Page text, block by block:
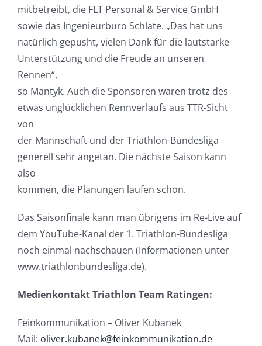
mitbetreibt, die FLT Personal & Service GmbH
sowie das Ingenieurbüro Schlate. „Das hat uns
natürlich gepusht, vielen Dank für die lautstarke
Unterstützung und die Freude an unseren
Rennen“,
so Mantyk. Auch die Sponsoren waren trotz des
etwas unglücklichen Rennverlaufs aus TTR-Sicht
von
der Mannschaft und der Triathlon-Bundesliga
generell sehr angetan. Die nächste Saison kann
also
kommen, die Planungen laufen schon.
Das Saisonfinale kann man übrigens im Re-Live auf
dem YouTube-Kanal der 1. Triathlon-Bundesliga
noch einmal nachschauen (Informationen unter
www.triathlonbundesliga.de).
Medienkontakt Triathlon Team Ratingen:
Feinkommunikation – Oliver Kubanek
Mail: oliver.kubanek@feinkommunikation.de